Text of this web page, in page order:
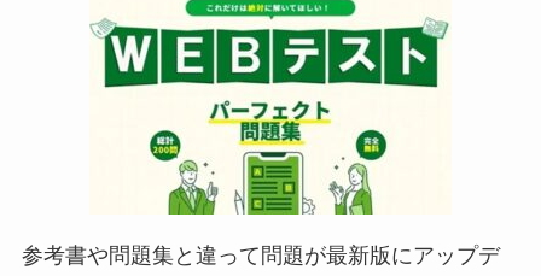
参考書や問題集と違って問題が最新版にアップデ